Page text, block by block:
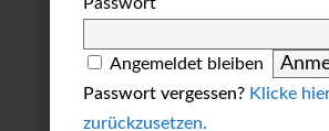
Angemeldet bleiben
Passwort vergessen? Klicke
zurückzusetzen.